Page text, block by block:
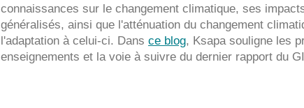
connaissances sur le changement climatique, ses
généralisés, ainsi que l'atténuation du changement
l'adaptation à celui-ci. Dans ce blog, Ksapa souligne les
enseignements et la voie à suivre du dernier rapport du